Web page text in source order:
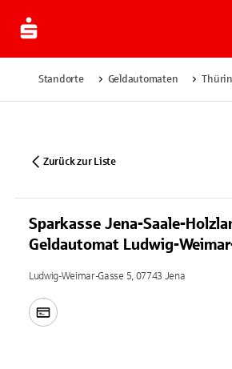
Standorte Geldautomaten
Zurück zur Liste
Sparkasse Jena-Saale-
Geldautomat Ludwig-
Ludwig-Weimar-Gasse 5, 07743 Jena